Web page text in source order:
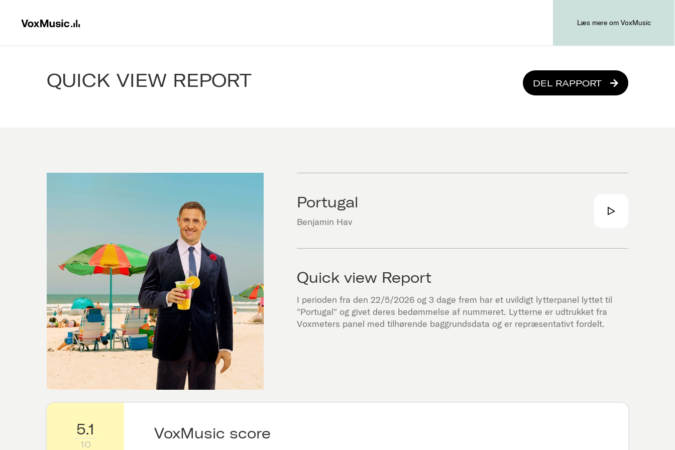
Læs mere om VoxMusic
QUICK VIEW REPORT DEL RAPPORT
Portugal
Benjamin Hav
Quick view Report
I perioden fra den 22/5/2026 og 3 dage frem har et uvildigt lytterpanel lyttet til
"Portugal" og givet deres bedømmelse af nummeret. Lytterne er udtrukket fra
Voxmeters panel med tilhørende baggrundsdata og er repræsentativt fordelt.
5.1
10
VoxMusic score